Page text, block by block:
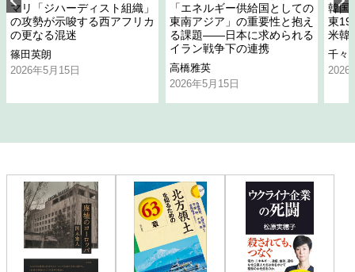
マリ「ジハーディスト組織」
の攻勢が示唆する西アフリカ
の更なる混迷
篠田英朗
2026年5月15日
「エネルギー供給国としての
東南アジア」の重要性と抱え
る課題――日本に求められる
イラン戦争下の連携
高橋雅英
2026年5月15日
韓国
東
米韓
千々
2026